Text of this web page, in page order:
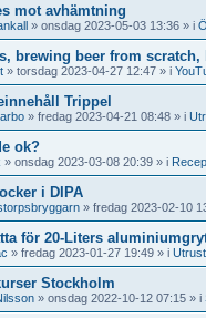
mot avhämtning
» onsdag 2023-05-03 13:36 » i
brewing beer from
» torsdag 2023-04-27 12:47 » i
Trippel
» fredag 2023-04-21 08:48 » i
ok?
» onsdag 2023-03-08 20:39 » i
i DIPA
» fredag 2023-02-10
för 20-Liters
» fredag 2023-01-27 19:49 » i
Stockholm
» onsdag 2022-10-12 07:15 » i